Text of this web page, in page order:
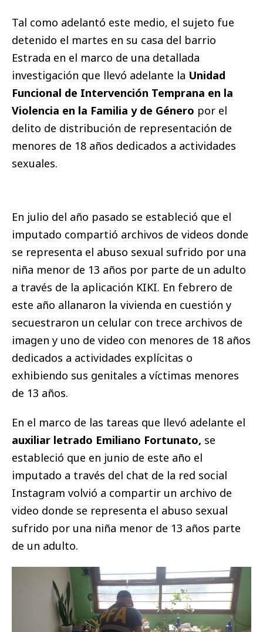
Tal como adelantó este medio, el sujeto fue
detenido el martes en su casa del barrio
Estrada en el marco de una detallada
investigación que llevó adelante la Unidad
Funcional de Intervención Temprana en la
Violencia en la Familia y de Género por el
delito de distribución de representación de
menores de 18 años dedicados a actividades
sexuales.
En julio del año pasado se estableció que el
imputado compartió archivos de videos donde
se representa el abuso sexual sufrido por una
niña menor de 13 años por parte de un adulto
a través de la aplicación KIKI. En febrero de
este año allanaron la vivienda en cuestión y
secuestraron un celular con trece archivos de
imagen y uno de video con menores de 18 años
dedicados a actividades explícitas o
exhibiendo sus genitales a víctimas menores
de 13 años.
En el marco de las tareas que llevó adelante el
auxiliar letrado Emiliano Fortunato, se
estableció que en junio de este año el
imputado a través del chat de la red social
Instagram volvió a compartir un archivo de
video donde se representa el abuso sexual
sufrido por una niña menor de 13 años parte
de un adulto.